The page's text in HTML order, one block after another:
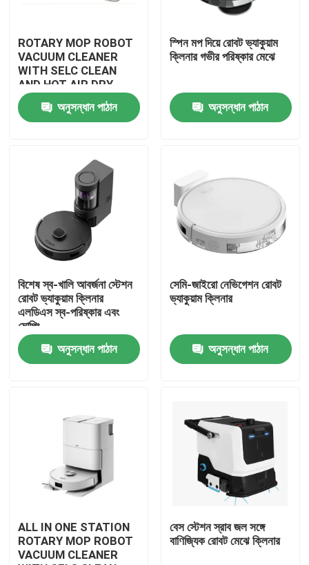
ভিডিও
আমাদের সম্পর্কে
কারখানা ভ্রমণ
উদ্ধৃতির জন্য আবেদন
রোবট ভ্যাকুয়াম ক্লিনার
ROTARY MOP ROBOT
VACUUM CLEANER
WITH SELC CLEAN
AND HOT AIR DRY
MOP
অনুসন্ধান পাঠান
স্পিন মপ দিয়ে রোবট ভ্যাকুয়াম
ক্লিনার গভীর পরিষ্কার মেঝে
অনুসন্ধান পাঠান
বিশেষ স্ব-খালি আবর্জনা স্টেশন
রোবট ভ্যাকুয়াম ক্লিনার
এলডিএস স্ব-পরিষ্কার এবং
মোপিং
অনুসন্ধান পাঠান
সেমি-জাইরো নেভিগেশন রোবট
ভ্যাকুয়াম ক্লিনার
অনুসন্ধান পাঠান
ALL IN ONE STATION
ROTARY MOP ROBOT
VACUUM CLEANER
বেস স্টেশন স্রাব জল সঙ্গে
বাণিজ্যিক রোবট মেঝে ক্লিনার